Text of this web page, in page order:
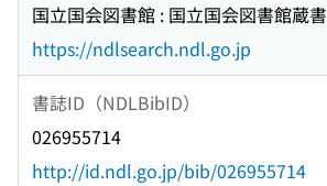
国立国会図書館 : 国立国会図書館蔵書
https://ndlsearch.ndl.go.jp
書誌ID（NDLBibID）
026955714
http://id.ndl.go.jp/bib/026955714